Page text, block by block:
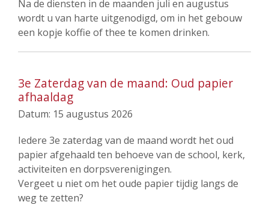
Na de diensten in de maanden juli en augustus
wordt u van harte uitgenodigd, om in het gebouw
een kopje koffie of thee te komen drinken.
3e Zaterdag van de maand: Oud papier
afhaaldag
Datum: 15 augustus 2026
Iedere 3e zaterdag van de maand wordt het oud
papier afgehaald ten behoeve van de school, kerk,
activiteiten en dorpsverenigingen.
Vergeet u niet om het oude papier tijdig langs de
weg te zetten?